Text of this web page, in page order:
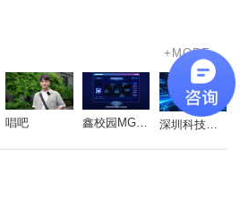
+MORE
唱吧 鑫校园MG动画 深圳科技影视周-开场视频